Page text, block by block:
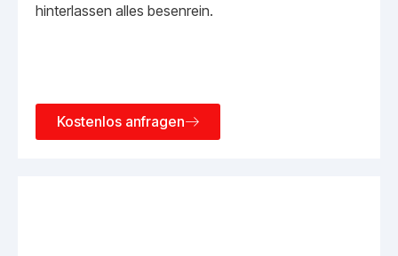
hinterlassen alles besenrein.
Kostenlos anfragen